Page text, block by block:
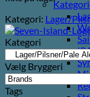
Kategori: Lager/
Kategori
Vælg Bryggeri
Tags